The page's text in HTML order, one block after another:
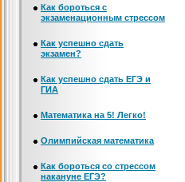
Как бороться с
экзаменационным стрессом
Как успешно сдать
экзамен?
Как успешно сдать ЕГЭ и
ГИА
Математика на 5! Легко!
Олимпийская математика
Как бороться со стрессом
накануне ЕГЭ?